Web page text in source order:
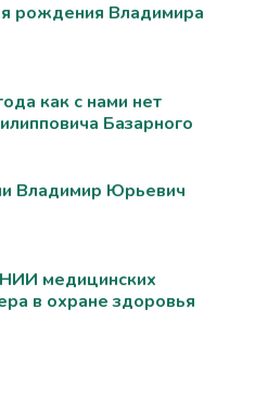
рождения Владимира
как с нами нет
Базарного
Владимир Юрьевич
медицинских
в охране здоровья